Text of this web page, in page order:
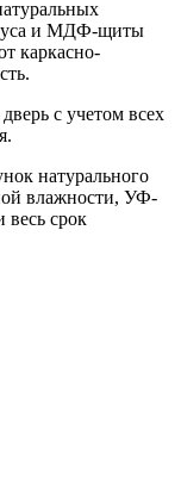
и МДФ-щиты
каркасно-
с учетом всех
натурального
влажности, УФ-
весь срок